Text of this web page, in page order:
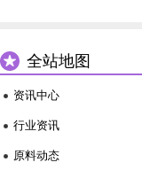
全站地图
资讯中心
行业资讯
原料动态